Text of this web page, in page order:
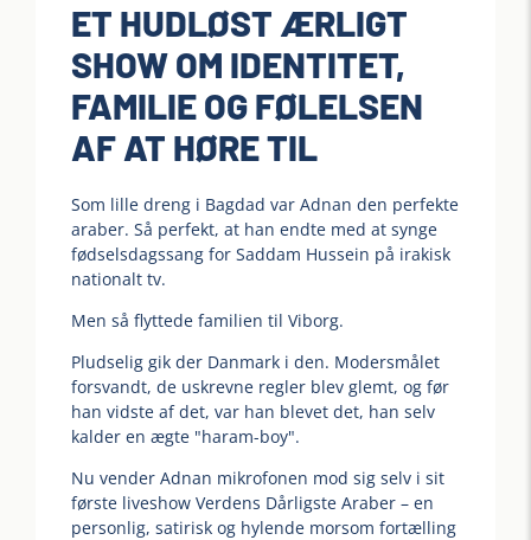
ET HUDLØST ÆRLIGT
SHOW OM IDENTITET,
FAMILIE OG FØLELSEN
AF AT HØRE TIL
Som lille dreng i Bagdad var Adnan den perfekte
araber. Så perfekt, at han endte med at synge
fødselsdagssang for Saddam Hussein på irakisk
nationalt tv.
Men så flyttede familien til Viborg.
Pludselig gik der Danmark i den. Modersmålet
forsvandt, de uskrevne regler blev glemt, og før
han vidste af det, var han blevet det, han selv
kalder en ægte "haram-boy".
Nu vender Adnan mikrofonen mod sig selv i sit
første liveshow Verdens Dårligste Araber – en
personlig, satirisk og hylende morsom fortælling